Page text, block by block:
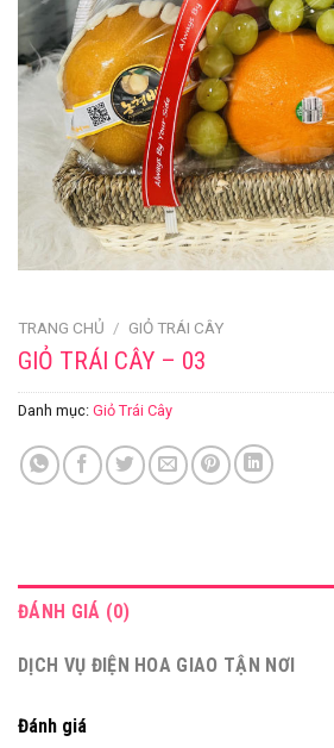
TRANG CHỦ / GIỎ TRÁI CÂY
GIỎ TRÁI CÂY – 03
Danh mục: Giỏ Trái Cây
ĐÁNH GIÁ (0)
DỊCH VỤ ĐIỆN HOA GIAO TẬN NƠI
Đánh giá